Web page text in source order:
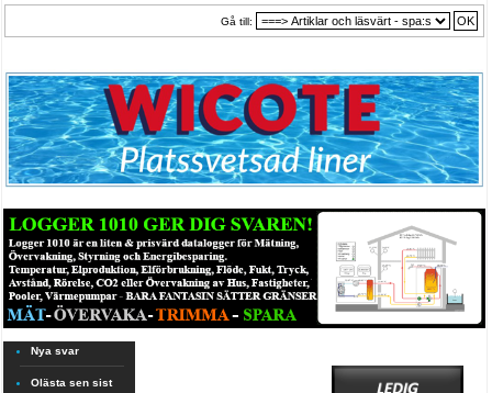
Gå till:
Nya svar
Olästa sen sist